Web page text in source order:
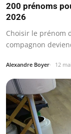
200 prénoms
2026
Choisir le prénom
compagnon
Alexandre Boyer 12